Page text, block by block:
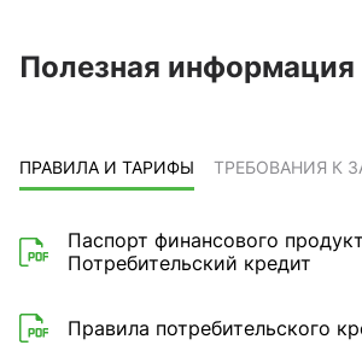
Полезная информация
ПРАВИЛА И ТАРИФЫ ТРЕБОВАНИЯ К
Паспорт финансового
Потребительский кредит
Правила потребительского